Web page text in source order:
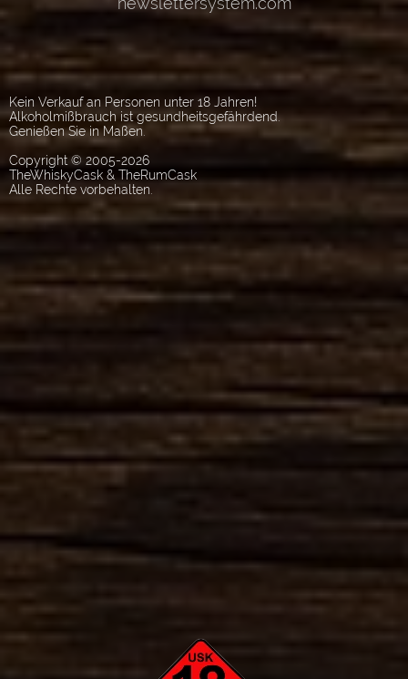
Kein Verkauf an Personen unter 18 Jahren!
Alkoholmißbrauch ist gesundheitsgefährdend.
Genießen Sie in Maßen.
Copyright © 2005-2026
TheWhiskyCask & TheRumCask
Alle Rechte vorbehalten.